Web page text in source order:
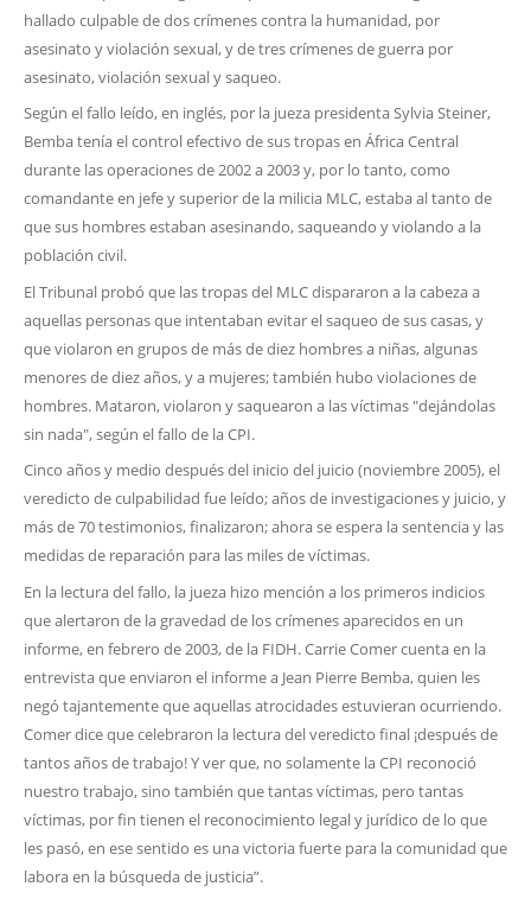
hallado culpable de dos crímenes contra la humanidad, por
asesinato y violación sexual, y de tres crímenes de guerra por
asesinato, violación sexual y saqueo.
Según el fallo leído, en inglés, por la jueza presidenta Sylvia Steiner,
Bemba tenía el control efectivo de sus tropas en África Central
durante las operaciones de 2002 a 2003 y, por lo tanto, como
comandante en jefe y superior de la milicia MLC, estaba al tanto de
que sus hombres estaban asesinando, saqueando y violando a la
población civil.
El Tribunal probó que las tropas del MLC dispararon a la cabeza a
aquellas personas que intentaban evitar el saqueo de sus casas, y
que violaron en grupos de más de diez hombres a niñas, algunas
menores de diez años, y a mujeres; también hubo violaciones de
hombres. Mataron, violaron y saquearon a las víctimas "dejándolas
sin nada", según el fallo de la CPI.
Cinco años y medio después del inicio del juicio (noviembre 2005), el
veredicto de culpabilidad fue leído; años de investigaciones y juicio, y
más de 70 testimonios, finalizaron; ahora se espera la sentencia y las
medidas de reparación para las miles de víctimas.
En la lectura del fallo, la jueza hizo mención a los primeros indicios
que alertaron de la gravedad de los crímenes aparecidos en un
informe, en febrero de 2003, de la FIDH. Carrie Comer cuenta en la
entrevista que enviaron el informe a Jean Pierre Bemba, quien les
negó tajantemente que aquellas atrocidades estuvieran ocurriendo.
Comer dice que celebraron la lectura del veredicto final ¡después de
tantos años de trabajo! Y ver que, no solamente la CPI reconoció
nuestro trabajo, sino también que tantas víctimas, pero tantas
víctimas, por fin tienen el reconocimiento legal y jurídico de lo que
les pasó, en ese sentido es una victoria fuerte para la comunidad que
labora en la búsqueda de justicia”.